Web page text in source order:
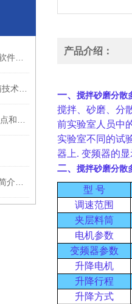
产品介绍：
一、 搅拌砂磨分散
搅拌、砂磨、分
前实验室人员中
实验室不同的试
器上. 变频器的
二、 搅拌砂磨分散
型 号
调速范围
夹层料筒
电机参数
变频器参数
升降电机
升降行程
升降方式